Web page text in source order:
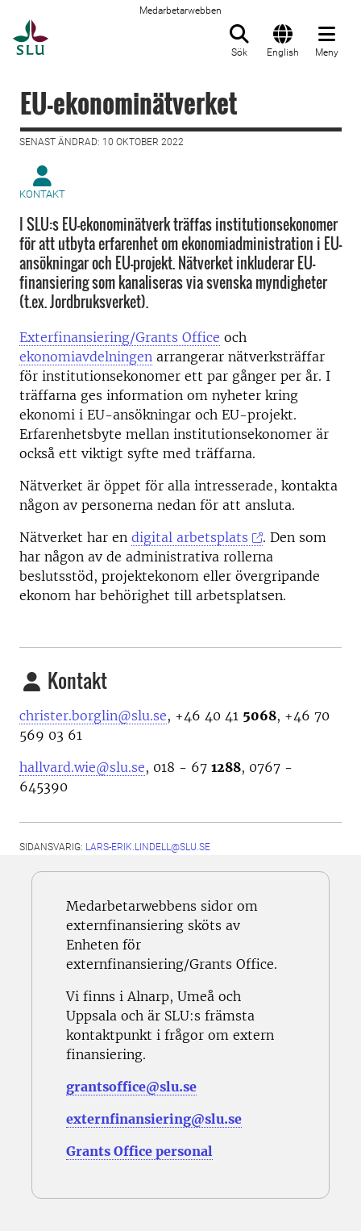
Medarbetarwebben
Sök English Meny
EU-ekonominätverket
SENAST ÄNDRAD: 10 OKTOBER 2022
KONTAKT
I SLU:s EU-ekonominätverk träffas institutionsekonomer
för att utbyta erfarenhet om ekonomiadministration i EU-
ansökningar och EU-projekt. Nätverket inkluderar EU-
finansiering som kanaliseras via svenska myndigheter
(t.ex. Jordbruksverket).
Exterfinansiering/Grants Office och
ekonomiavdelningen arrangerar nätverksträffar
för institutionsekonomer ett par gånger per år. I
träffarna ges information om nyheter kring
ekonomi i EU-ansökningar och EU-projekt.
Erfarenhetsbyte mellan institutionsekonomer är
också ett viktigt syfte med träffarna.
Nätverket är öppet för alla intresserade, kontakta
någon av personerna nedan för att ansluta.
Nätverket har en digital arbetsplats
. Den som
har någon av de administrativa rollerna
beslutsstöd, projektekonom eller övergripande
ekonom har behörighet till arbetsplatsen.
Kontakt
christer.borglin@slu.se, +46 40 41 5068, +46 70
569 03 61
hallvard.wie@slu.se, 018 - 67 1288, 0767 -
645390
SIDANSVARIG: LARS-ERIK.LINDELL@SLU.SE
Medarbetarwebbens sidor om
externfinansiering sköts av
Enheten för
externfinansiering/Grants Office.
Vi finns i Alnarp, Umeå och
Uppsala och är SLU:s främsta
kontaktpunkt i frågor om extern
finansiering.
grantsoffice@slu.se
externfinansiering@slu.se
Grants Office personal